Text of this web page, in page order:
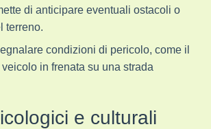
di anticipare eventuali ostacoli o
terreno.
condizioni di pericolo, come il
in frenata su una strada
e culturali